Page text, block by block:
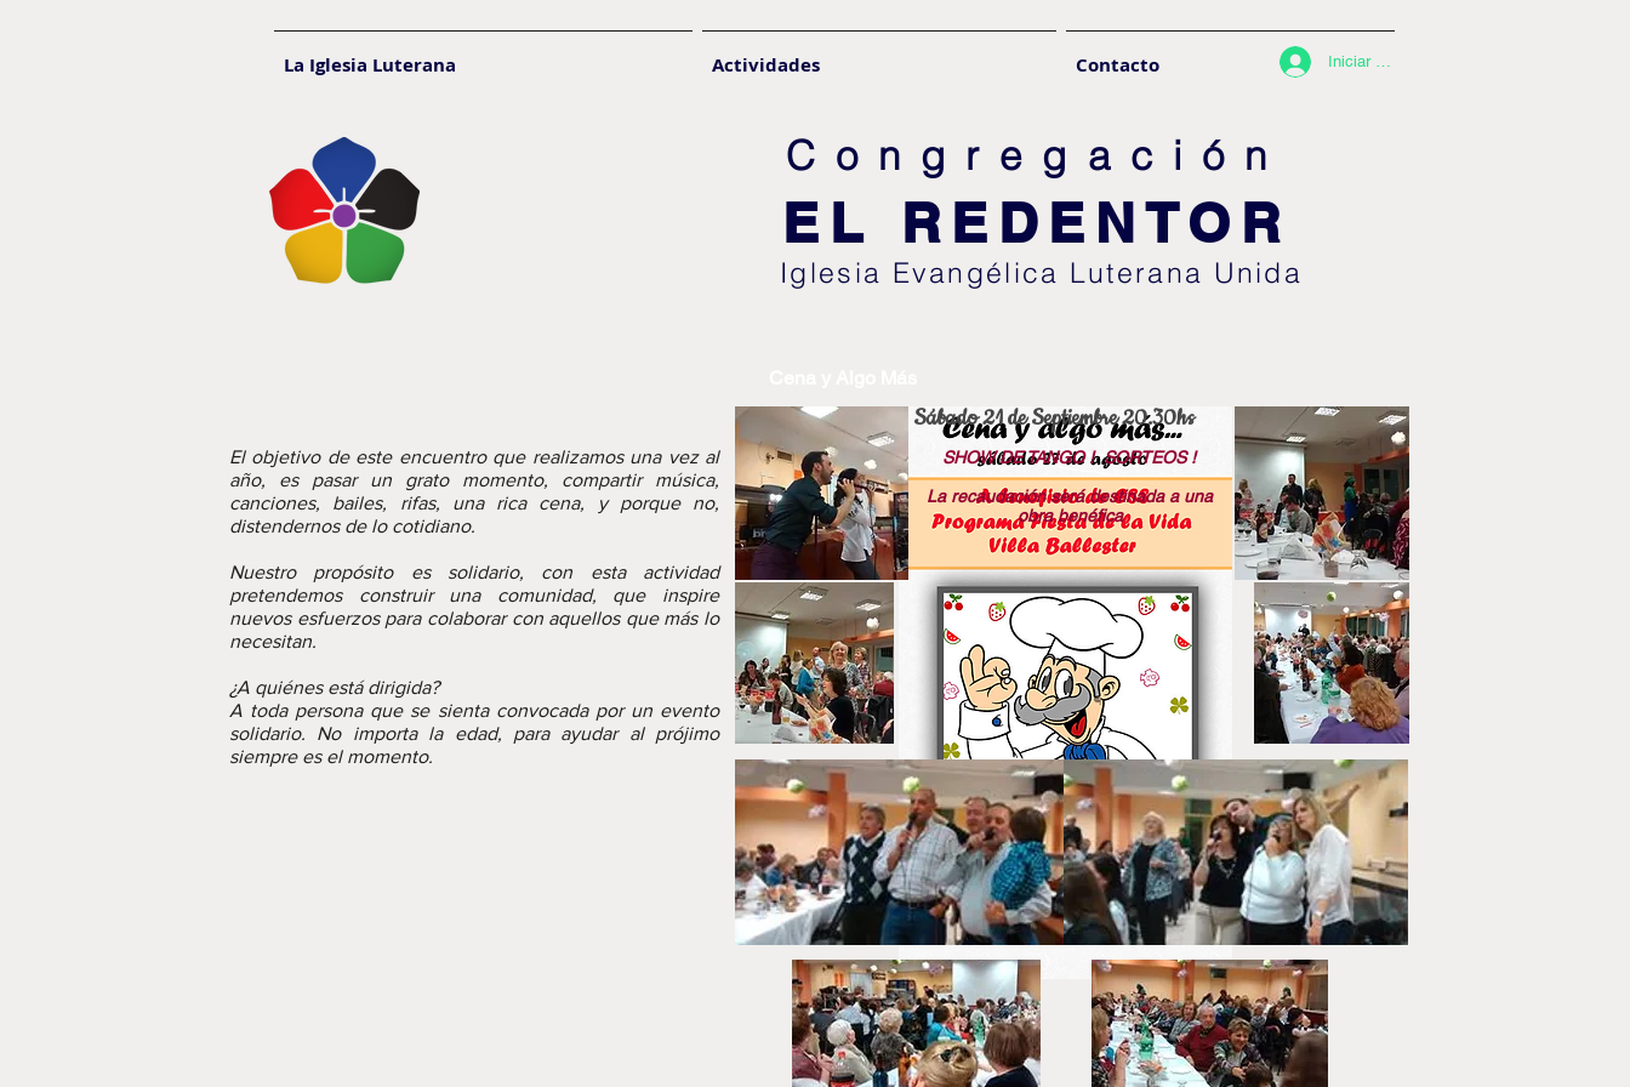
La Iglesia Luterana Actividades Contacto Iniciar sesión
Congregació n
EL REDENTOR
Iglesia Evangélica Luterana Unida
El objetivo de este encuentro que realizamos una vez al
año, es pasar un grato momento, compartir música,
canciones, bailes, rifas, una rica cena, y porque no,
distendernos de lo cotidiano.
Nuestro propósito es solidario, con esta actividad
pretendemos construir una comunidad, que inspire
nuevos esfuerzos para colaborar con aquellos que más lo
necesitan.
¿A quiénes está dirigida?
A toda persona que se sienta convocada por un evento
solidario. No importa la edad, para ayudar al prójimo
siempre es el momento.
Sábado 21 de Septiembre 20.30hs
SHOW DE TANGO ! SORTEOS !
La recaudación será destinada a una
obra benéfica